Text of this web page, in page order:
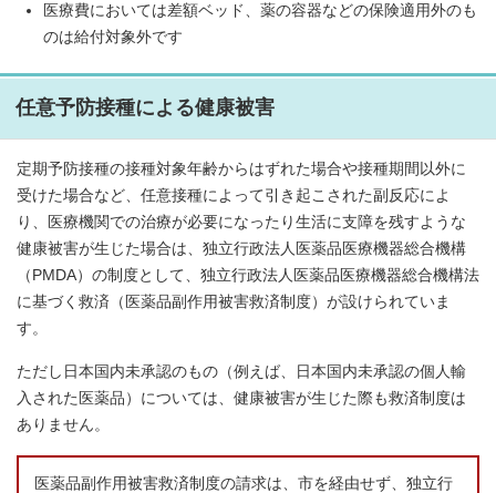
医療費においては差額ベッド、薬の容器などの保険適用外のも
のは給付対象外です
任意予防接種による健康被害
定期予防接種の接種対象年齢からはずれた場合や接種期間以外に
受けた場合など、任意接種によって引き起こされた副反応によ
り、医療機関での治療が必要になったり生活に支障を残すような
健康被害が生じた場合は、独立行政法人医薬品医療機器総合機構
（PMDA）の制度として、独立行政法人医薬品医療機器総合機構法
に基づく救済（医薬品副作用被害救済制度）が設けられていま
す。
ただし日本国内未承認のもの（例えば、日本国内未承認の個人輸
入された医薬品）については、健康被害が生じた際も救済制度は
ありません。
医薬品副作用被害救済制度の請求は、市を経由せず、独立行